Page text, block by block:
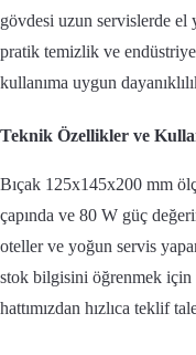
gövdesi uzun servislerde el
pratik temizlik ve
kullanıma uygun
Teknik Özellikler ve
Bıçak 125x145x200 mm
çapında ve 80 W güç
oteller ve yoğun servis
stok bilgisini öğrenmek
hattımızdan hızlıca teklif